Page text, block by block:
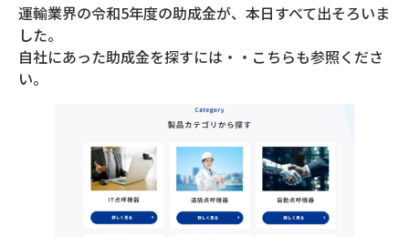
運輸業界の令和5年度の助成金が、本日すべて出そろいま
した。
自社にあった助成金を探すには・・こちらも参照くださ
い。